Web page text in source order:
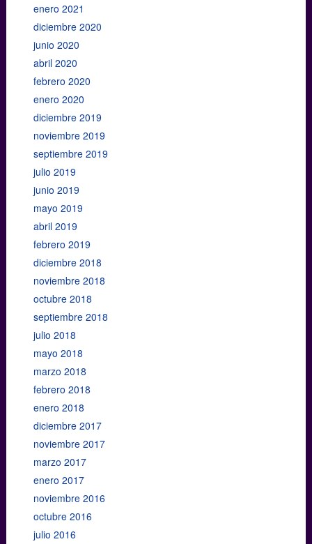
enero 2021
diciembre 2020
junio 2020
abril 2020
febrero 2020
enero 2020
diciembre 2019
noviembre 2019
septiembre 2019
julio 2019
junio 2019
mayo 2019
abril 2019
febrero 2019
diciembre 2018
noviembre 2018
octubre 2018
septiembre 2018
julio 2018
mayo 2018
marzo 2018
febrero 2018
enero 2018
diciembre 2017
noviembre 2017
marzo 2017
enero 2017
noviembre 2016
octubre 2016
julio 2016